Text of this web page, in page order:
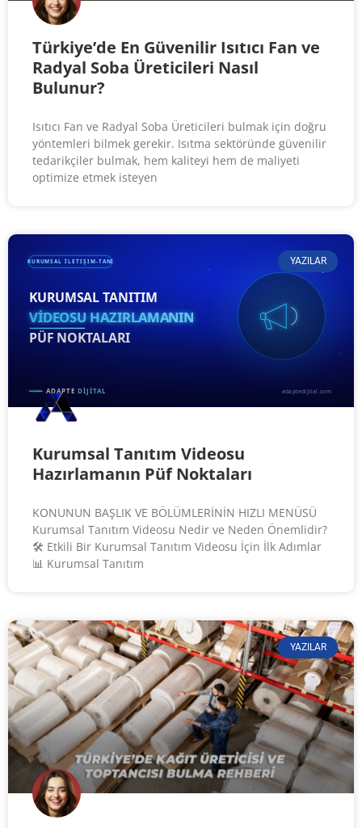
Türkiye’de En Güvenilir Isıtıcı Fan ve
Radyal Soba Üreticileri Nasıl
Bulunur?
Isıtıcı Fan ve Radyal Soba Üreticileri bulmak için doğru
yöntemleri bilmek gerekir. Isıtma sektöründe güvenilir
tedarikçiler bulmak, hem kaliteyi hem de maliyeti
optimize etmek isteyen
YAZILAR
Kurumsal Tanıtım Videosu
Hazırlamanın Püf Noktaları
KONUNUN BAŞLIK VE BÖLÜMLERİNİN HIZLI MENÜSÜ
Kurumsal Tanıtım Videosu Nedir ve Neden Önemlidir?
🛠️ Etkili Bir Kurumsal Tanıtım Videosu İçin İlk Adımlar
📊 Kurumsal Tanıtım
YAZILAR